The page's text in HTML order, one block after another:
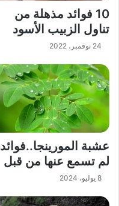
10 فوائد مذهلة من
تناول الزبيب الأسود
24 نوفمبر، 2022
عشبة المورينجا..فوائد
لم تسمع عنها من قبل
8 يوليو، 2024